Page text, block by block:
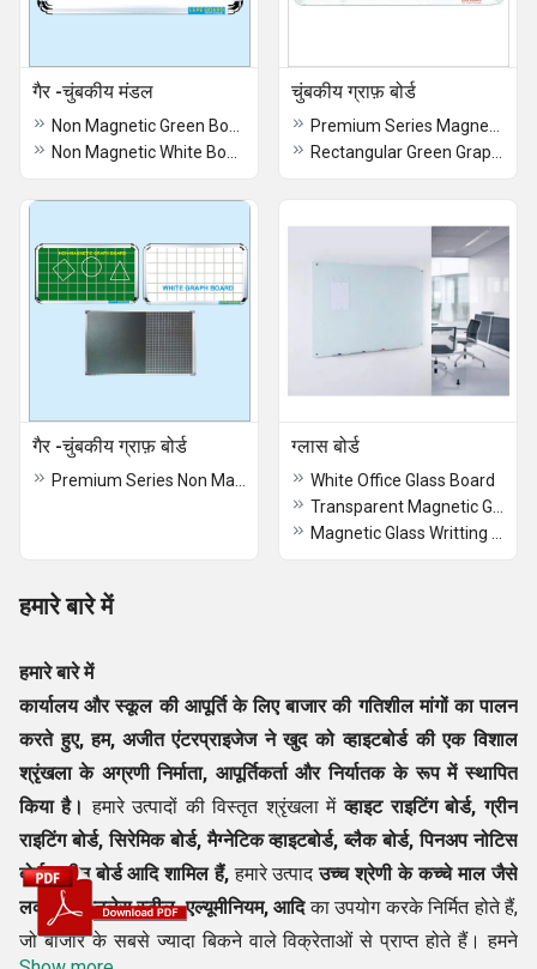
गैर -चुंबकीय मंडल चुंबकीय ग्राफ़ बोर्ड
गैर -चुंबकीय ग्राफ़ बोर्ड ग्लास बोर्ड
White Office Glass Board
हमारे बारे में
हमारे बारे में
कार्यालय और स्कूल की आपूर्ति के लिए बाजार की गतिशील मांगों का पालन
करते हुए, हम, अजीत एंटरप्राइजेजने खुद को व्हाइटबोर्ड की एक विशाल
श्रृंखला के अग्रणीनिर्माता, आपूर्तिकर्ता और निर्यातकके रूप में स्थापित
किया है। हमारे उत्पादों की विस्तृत श्रृंखला मेंव्हाइट राइटिंग बोर्ड, ग्रीन
राइटिंग बोर्ड, सिरेमिक बोर्ड, मैग्नेटिक व्हाइटबोर्ड, ब्लैक बोर्ड, पिनअप नोटिस
बोर्ड, ग्रीन बोर्ड आदि शामिल हैं, हमारे उत्पादउच्च श्रेणी के कच्चे माल जैसे
लकड़ी, स्टेनलेस स्टील, एल्यूमीनियम, आदिका उपयोग करके निर्मित होते हैं,
जो बाजार के सबसे ज्यादा बिकने वाले विक्रेताओं से प्राप्त होते हैं। हमने